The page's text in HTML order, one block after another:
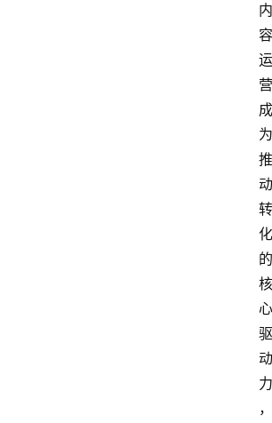
内
容
运
营
成
为
推
动
转
化
的
核
心
驱
动
力
，